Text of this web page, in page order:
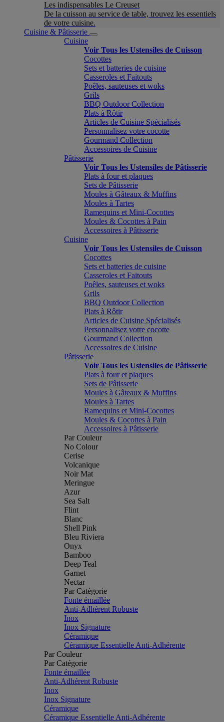
Les indispensables Le Creuset
De la cuisson au service de table, trouvez les essentiels
de votre cuisine.
Cuisine & Pâtisserie
Cuisine
Voir Tous les Ustensiles de Cuisson
Cocottes
Sets et batteries de cuisine
Casseroles et Faitouts
Poêles, sauteuses et woks
Grils
BBQ Outdoor Collection
Plats à Rôtir
Articles de Cuisine Spécialisés
Personnalisez votre cocotte
Gourmand Collection
Accessoires de Cuisine
Pâtisserie
Voir Tous les Ustensiles de Pâtisserie
Plats à four et plaques
Sets de Pâtisserie
Moules à Gâteaux & Muffins
Moules à Tartes
Ramequins et Mini-Cocottes
Moules & Cocottes à Pain
Accessoires à Pâtisserie
Cuisine
Voir Tous les Ustensiles de Cuisson
Cocottes
Sets et batteries de cuisine
Casseroles et Faitouts
Poêles, sauteuses et woks
Grils
BBQ Outdoor Collection
Plats à Rôtir
Articles de Cuisine Spécialisés
Personnalisez votre cocotte
Gourmand Collection
Accessoires de Cuisine
Pâtisserie
Voir Tous les Ustensiles de Pâtisserie
Plats à four et plaques
Sets de Pâtisserie
Moules à Gâteaux & Muffins
Moules à Tartes
Ramequins et Mini-Cocottes
Moules & Cocottes à Pain
Accessoires à Pâtisserie
Par Couleur
No Colour
Cerise
Volcanique
Noir Mat
Meringue
Azur
Sea Salt
Flint
Blanc
Shell Pink
Bleu Riviera
Onyx
Bamboo
Deep Teal
Garnet
Nectar
Par Catégorie
Fonte émaillée
Anti-Adhérent Robuste
Inox
Inox Signature
Céramique
Céramique Essentielle Anti-Adhérente
Par Couleur
Par Catégorie
Fonte émaillée
Anti-Adhérent Robuste
Inox
Inox Signature
Céramique
Céramique Essentielle Anti-Adhérente